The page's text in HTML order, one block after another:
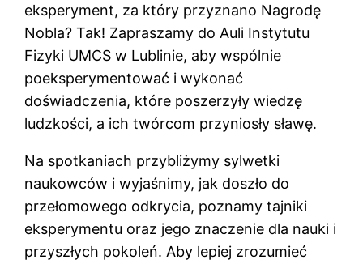
eksperyment, za który przyznano Nagrodę
Nobla? Tak! Zapraszamy do Auli Instytutu
Fizyki UMCS w Lublinie, aby wspólnie
poeksperymentować i wykonać
doświadczenia, które poszerzyły wiedzę
ludzkości, a ich twórcom przyniosły sławę.
Na spotkaniach przybliżymy sylwetki
naukowców i wyjaśnimy, jak doszło do
przełomowego odkrycia, poznamy tajniki
eksperymentu oraz jego znaczenie dla nauki i
przyszłych pokoleń. Aby lepiej zrozumieć